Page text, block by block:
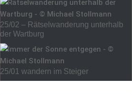
25/02 – Rätselwanderung unterhalb
der Wartburg
25/01 wandern im Steiger